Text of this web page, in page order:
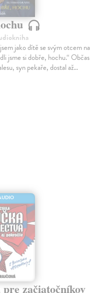
jako dítě se svým otcem na
jsme si dobře, hochu.“ Občas
syn pekaře, dostal až…
začiatočníkov